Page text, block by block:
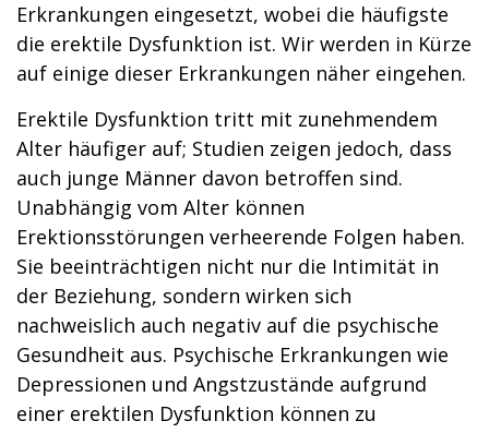
Erkrankungen eingesetzt, wobei die häufigste
die erektile Dysfunktion ist. Wir werden in Kürze
auf einige dieser Erkrankungen näher eingehen.
Erektile Dysfunktion tritt mit zunehmendem
Alter häufiger auf; Studien zeigen jedoch, dass
auch junge Männer davon betroffen sind.
Unabhängig vom Alter können
Erektionsstörungen verheerende Folgen haben.
Sie beeinträchtigen nicht nur die Intimität in
der Beziehung, sondern wirken sich
nachweislich auch negativ auf die psychische
Gesundheit aus. Psychische Erkrankungen wie
Depressionen und Angstzustände aufgrund
einer erektilen Dysfunktion können zu